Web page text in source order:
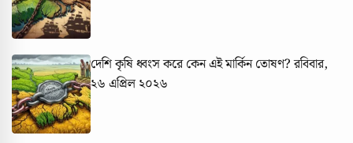
দেশি কৃষি ধ্বংস করে কেন এই মার্কিন তোষণ? রবিবার,
২৬ এপ্রিল ২০২৬